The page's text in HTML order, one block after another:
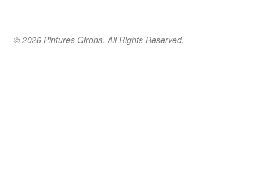
© 2026 Pintures Girona. All Rights Reserved.